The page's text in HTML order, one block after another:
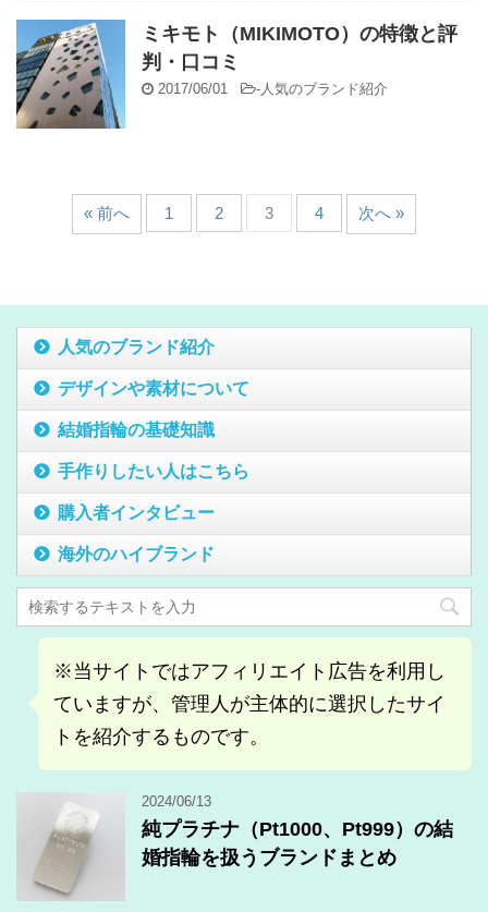
ミキモト（MIKIMOTO）の特徴と評
判・口コミ
2017/06/01 - 人気のブランド紹介
« 前へ 1 2 3 4 次へ »
人気のブランド紹介
デザインや素材について
結婚指輪の基礎知識
手作りしたい人はこちら
購入者インタビュー
海外のハイブランド
※当サイトではアフィリエイト広告を利用し
ていますが、管理人が主体的に選択したサイ
トを紹介するものです。
2024/06/13
純プラチナ（Pt1000、Pt999）の結
婚指輪を扱うブランドまとめ